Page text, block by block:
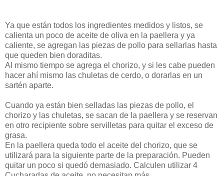
Ya que están todos los ingredientes medidos y listos, se
calienta un poco de aceite de oliva en la paellera y ya
caliente, se agregan las piezas de pollo para sellarlas hasta
que queden bien doraditas.
Al mismo tiempo se agrega el chorizo, y si les cabe pueden
hacer ahí mismo las chuletas de cerdo, o dorarlas en un
sartén aparte.
Cuando ya están bien selladas las piezas de pollo, el
chorizo y las chuletas, se sacan de la paellera y se reservan
en otro recipiente sobre servilletas para quitar el exceso de
grasa.
En la paellera queda todo el aceite del chorizo, que se
utilizará para la siguiente parte de la preparación. Pueden
quitar un poco si quedó demasiado. Calculen utilizar 4